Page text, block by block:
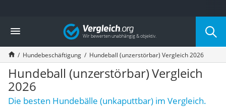
Die beliebtesten Vergleiche nach Kategorie
Drogerie
Inhalator
Haarschneider
Rollator
Braun Rasierer
Katzenklappe (Chip)
Rasierer
Vergleich
Hundebeschäftigung Hundeball (unzerstörbar) Vergleich 2026
Hundeball (unzerstörbar) Vergleich
2026
Die besten Hundebälle (unkaputtbar) im Vergleich.